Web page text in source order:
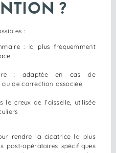
?
:
: la plus fréquemment
: adaptée en cas de
ou de correction associée
le creux de l’aisselle, utilisée
rendre la cicatrice la plus
post-opératoires spécifiques